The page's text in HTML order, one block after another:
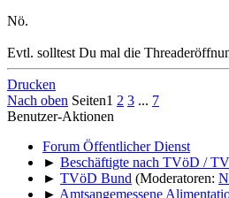
Nö.
Evtl. solltest Du mal die
Drucken
Nach oben Seiten1 2 3 ... 7
Benutzer-Aktionen
Forum Öffentlicher Dienst
► Beschäftigte nach TVöD /
► TVöD Bund (Moderatoren:
► Amtsangemessene